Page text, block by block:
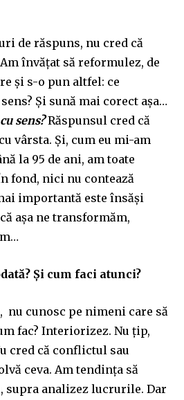
de răspuns, nu cred că
învățat să reformulez, de
și s-o pun altfel: ce
Și sună mai corect așa…
sens? Răspunsul cred că
vârsta. Și, cum eu mi-am
la 95 de ani, am toate
fond, nici nu contează
importantă este însăși
așa ne transformăm,
Și cum faci atunci?
nu cunosc pe nimeni care să
fac? Interiorizez. Nu țip,
cred că conflictul sau
ceva. Am tendința să
analizez lucrurile. Dar